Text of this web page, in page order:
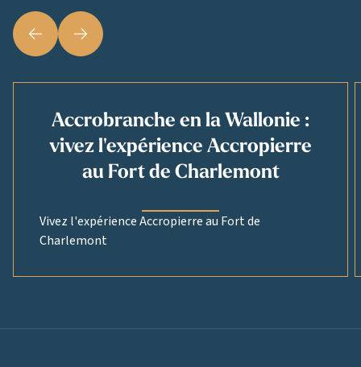
Accrobranche en la Wallonie :
vivez l'expérience Accropierre
au Fort de Charlemont
Vivez l'expérience Accropierre au Fort de
Charlemont